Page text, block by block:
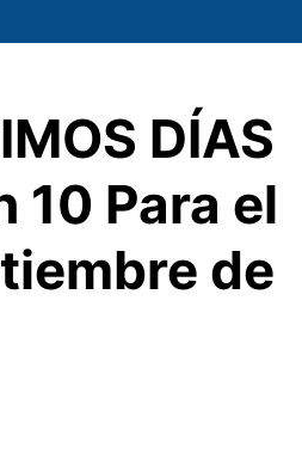
DÍAS
10 Para el
de